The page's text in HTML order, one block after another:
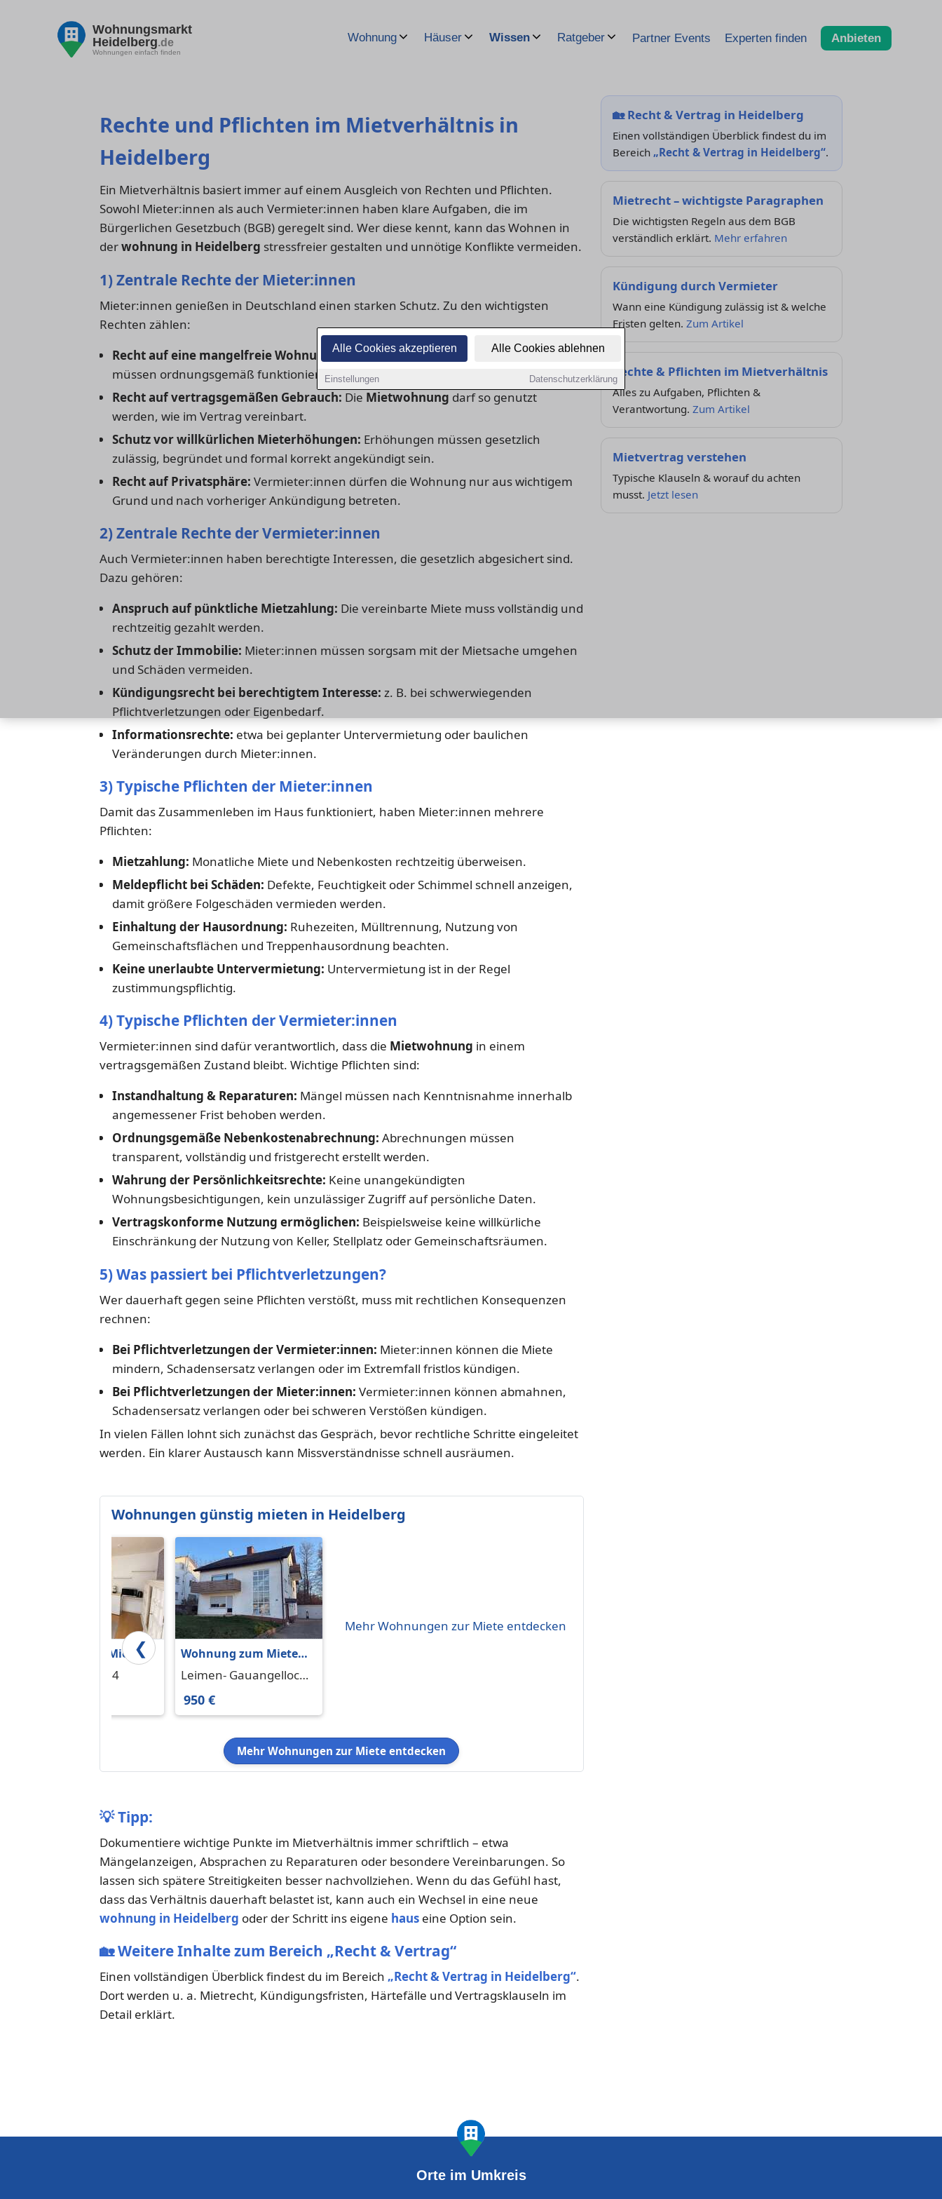
Alle Cookies akzeptieren Alle Cookies ablehnen
Einstellungen Datenschutzerklärung
Wohnungsmarkt
Heidelberg.de
Wohnungen einfach finden
Wohnung Häuser Wissen Ratgeber Partner Events Experten finden Anbieten
Rechte und Pflichten im Mietverhältnis in
Heidelberg
Ein Mietverhältnis basiert immer auf einem Ausgleich von Rechten und Pflichten.
Sowohl Mieter:innen als auch Vermieter:innen haben klare Aufgaben, die im
Bürgerlichen Gesetzbuch (BGB) geregelt sind. Wer diese kennt, kann das Wohnen in
derwohnung in Heidelberg stressfreier gestalten und unnötige Konflikte vermeiden.
1) Zentrale Rechte der Mieter:innen
Mieter:innen genießen in Deutschland einen starken Schutz. Zu den wichtigsten
Rechten zählen:
Recht auf eine mangelfreie Wohnung:Heizung, Wasser, Elektrik und Fenster
müssen ordnungsgemäß funktionieren.
Recht auf vertragsgemäßen Gebrauch: Die Mietwohnung darf so genutzt
werden, wie im Vertrag vereinbart.
Schutz vor willkürlichen Mieterhöhungen: Erhöhungen müssen gesetzlich
zulässig, begründet und formal korrekt angekündigt sein.
Recht auf Privatsphäre: Vermieter:innen dürfen die Wohnung nur aus wichtigem
Grund und nach vorheriger Ankündigung betreten.
2) Zentrale Rechte der Vermieter:innen
Auch Vermieter:innen haben berechtigte Interessen, die gesetzlich abgesichert sind.
Dazu gehören:
Anspruch auf pünktliche Mietzahlung: Die vereinbarte Miete muss vollständig und
rechtzeitig gezahlt werden.
Schutz der Immobilie: Mieter:innen müssen sorgsam mit der Mietsache umgehen
und Schäden vermeiden.
Kündigungsrecht bei berechtigtem Interesse: z. B. bei schwerwiegenden
Pflichtverletzungen oder Eigenbedarf.
Informationsrechte: etwa bei geplanter Untervermietung oder baulichen
Veränderungen durch Mieter:innen.
3) Typische Pflichten der Mieter:innen
Damit das Zusammenleben im Haus funktioniert, haben Mieter:innen mehrere
Pflichten:
Mietzahlung: Monatliche Miete und Nebenkosten rechtzeitig überweisen.
Meldepflicht bei Schäden: Defekte, Feuchtigkeit oder Schimmel schnell anzeigen,
damit größere Folgeschäden vermieden werden.
Einhaltung der Hausordnung: Ruhezeiten, Mülltrennung, Nutzung von
Gemeinschaftsflächen und Treppenhausordnung beachten.
Keine unerlaubte Untervermietung: Untervermietung ist in der Regel
zustimmungspflichtig.
4) Typische Pflichten der Vermieter:innen
Vermieter:innen sind dafür verantwortlich, dass die Mietwohnung in einem
vertragsgemäßen Zustand bleibt. Wichtige Pflichten sind:
Instandhaltung & Reparaturen: Mängel müssen nach Kenntnisnahme innerhalb
angemessener Frist behoben werden.
Ordnungsgemäße Nebenkostenabrechnung: Abrechnungen müssen
transparent, vollständig und fristgerecht erstellt werden.
Wahrung der Persönlichkeitsrechte: Keine unangekündigten
Wohnungsbesichtigungen, kein unzulässiger Zugriff auf persönliche Daten.
Vertragskonforme Nutzung ermöglichen: Beispielsweise keine willkürliche
Einschränkung der Nutzung von Keller, Stellplatz oder Gemeinschaftsräumen.
5) Was passiert bei Pflichtverletzungen?
Wer dauerhaft gegen seine Pflichten verstößt, muss mit rechtlichen Konsequenzen
rechnen:
Bei Pflichtverletzungen der Vermieter:innen: Mieter:innen können die Miete
mindern, Schadensersatz verlangen oder im Extremfall fristlos kündigen.
Bei Pflichtverletzungen der Mieter:innen: Vermieter:innen können abmahnen,
Schadensersatz verlangen oder bei schweren Verstößen kündigen.
In vielen Fällen lohnt sich zunächst das Gespräch, bevor rechtliche Schritte eingeleitet
werden. Ein klarer Austausch kann Missverständnisse schnell ausräumen.
Wohnungen günstig mieten in Heidelberg
❮
Wohnung zum Mieten
in Eppelheim 620 € 29
Eppelheim 69214
Wohnung zum Mieten
in Leimen-
m²
Leimen- Gauangelloch
69181
950 €
Mehr Wohnungen zur Miete entdecken
Mehr Wohnungen zur Miete entdecken
💡Tipp:
Dokumentiere wichtige Punkte im Mietverhältnis immer schriftlich – etwa
Mängelanzeigen, Absprachen zu Reparaturen oder besondere Vereinbarungen. So
lassen sich spätere Streitigkeiten besser nachvollziehen. Wenn du das Gefühl hast,
dass das Verhältnis dauerhaft belastet ist, kann auch ein Wechsel in eine neue
wohnung in Heidelberg oder der Schritt ins eigene haus eine Option sein.
🏡Weitere Inhalte zum Bereich „Recht & Vertrag“
Einen vollständigen Überblick findest du im Bereich „Recht & Vertrag in Heidelberg“.
Dort werden u. a. Mietrecht, Kündigungsfristen, Härtefälle und Vertragsklauseln im
Detail erklärt.
🏡Recht & Vertrag in Heidelberg
Einen vollständigen Überblick findest du im
Bereich „Recht & Vertrag in Heidelberg“.
Mietrecht – wichtigste Paragraphen
Die wichtigsten Regeln aus dem BGB
verständlich erklärt. Mehr erfahren
Kündigung durch Vermieter
Wann eine Kündigung zulässig ist & welche
Fristen gelten. Zum Artikel
Rechte & Pflichten im Mietverhältnis
Alles zu Aufgaben, Pflichten &
Verantwortung. Zum Artikel
Mietvertrag verstehen
Typische Klauseln & worauf du achten
musst. Jetzt lesen
Orte im Umkreis